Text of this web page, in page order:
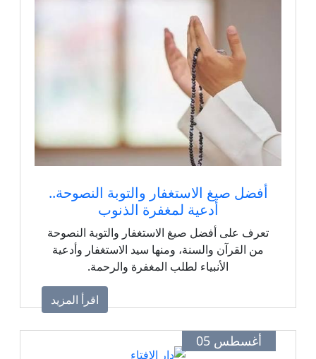
أفضل صيغ الاستغفار والتوبة النصوحة..
أدعية لمغفرة الذنوب
تعرف على أفضل صيغ الاستغفار والتوبة النصوحة
من القرآن والسنة، ومنها سيد الاستغفار وأدعية
الأنبياء لطلب المغفرة والرحمة.
اقرأ المزيد
أغسطس 05